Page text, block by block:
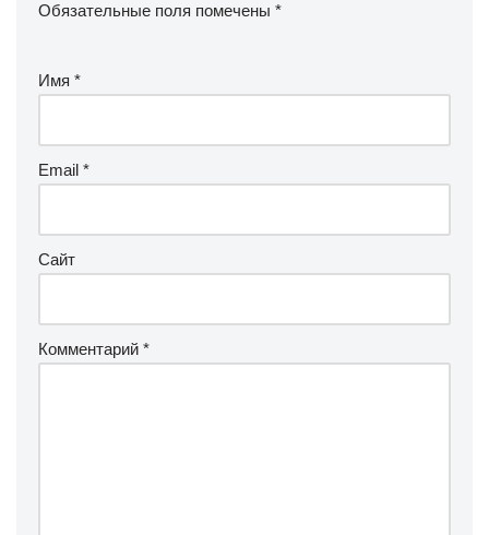
Обязательные поля помечены *
Имя *
Email *
Сайт
Комментарий *